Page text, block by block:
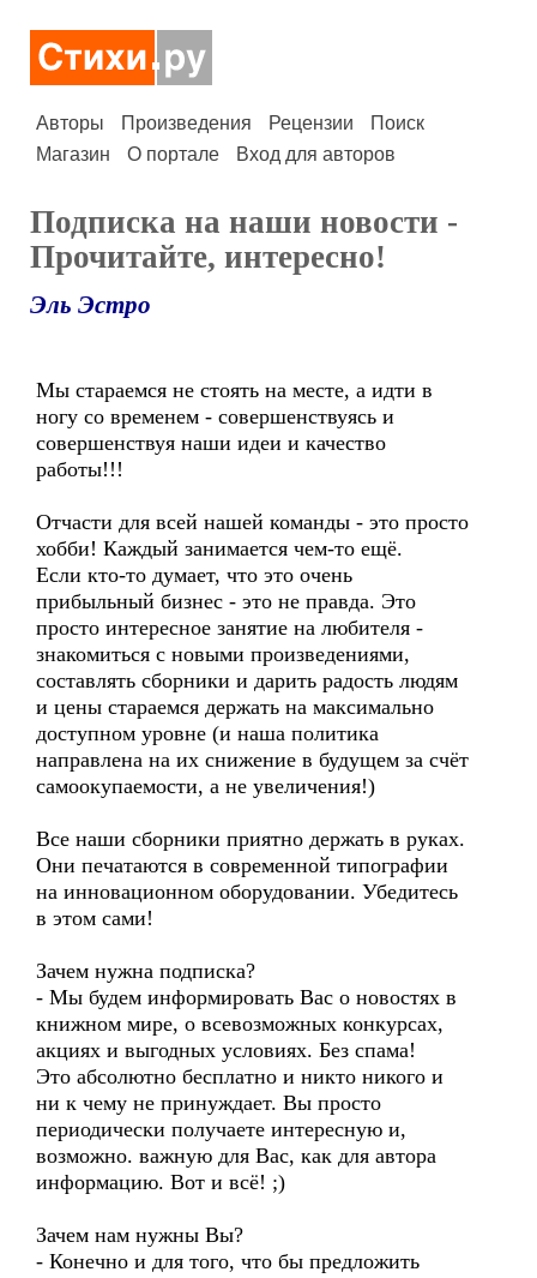
Авторы Произведения Рецензии
Поиск
Магазин
О портале Вход для авторов
Подписка на наши новости -
Прочитайте, интересно!
Эль Эстро
Мы стараемся не стоять на месте, а идти в
ногу со временем - совершенствуясь и
совершенствуя наши идеи и качество
работы!!!
Отчасти для всей нашей команды - это просто
хобби! Каждый занимается чем-то ещё.
Если кто-то думает, что это очень
прибыльный бизнес - это не правда. Это
просто интересное занятие на любителя -
знакомиться с новыми произведениями,
составлять сборники и дарить радость людям
и цены стараемся держать на максимально
доступном уровне (и наша политика
направлена на их снижение в будущем за счёт
самоокупаемости, а не увеличения!)
Все наши сборники приятно держать в руках.
Они печатаются в современной типографии
на инновационном оборудовании. Убедитесь
в этом сами!
Зачем нужна подписка?
- Мы будем информировать Вас о новостях в
книжном мире, о всевозможных конкурсах,
акциях и выгодных условиях. Без спама!
Это абсолютно бесплатно и никто никого и
ни к чему не принуждает. Вы просто
периодически получаете интересную и,
возможно. важную для Вас, как для автора
информацию. Вот и всё! ;)
Зачем нам нужны Вы?
- Конечно и для того, что бы предложить